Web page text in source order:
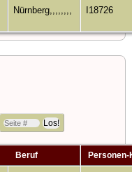
Nürnberg,,,,,,,, I18726
Beruf Personen-